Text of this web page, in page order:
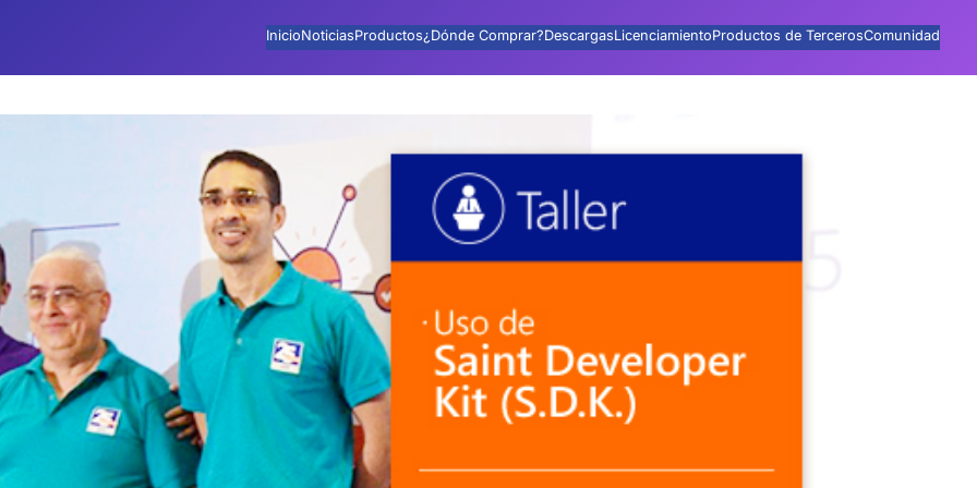
InicioNoticiasProductos¿Dónde Comprar?DescargasLicenciamientoProductos de TercerosComunidad